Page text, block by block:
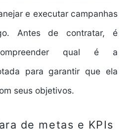
e executar campanhas
Antes de contratar, é
qual é a
para garantir que ela
seus objetivos.
de metas e KPIs